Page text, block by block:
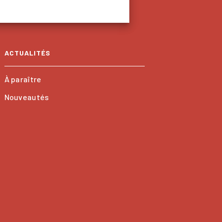
ACTUALITÉS
À paraître
Nouveautés